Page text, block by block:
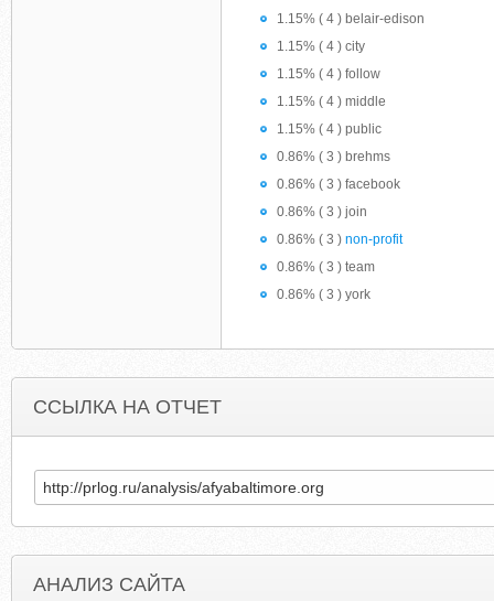
1.15% ( 4 ) belair-edison
1.15% ( 4 ) city
1.15% ( 4 ) follow
1.15% ( 4 ) middle
1.15% ( 4 ) public
0.86% ( 3 ) brehms
0.86% ( 3 ) facebook
0.86% ( 3 ) join
0.86% ( 3 ) non-profit
0.86% ( 3 ) team
0.86% ( 3 ) york
ССЫЛКА НА ОТЧЕТ
АНАЛИЗ САЙТА